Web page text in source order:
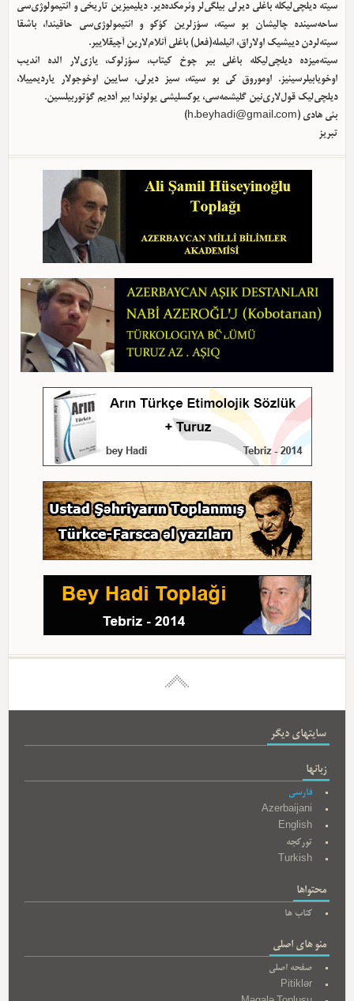
سیته دیلچی‌لیکله باغلی دیرلی بیلگی‌لر وئرمکده‌دیر. دیلیمیزین تاریخی و ائتیمولوژی‌سی
ساحه‌سینده چالیشان بو سیته، سؤزلرین کؤکو و ائتیمولوژی‌سی حاقیندا، باشقا
سیته‌لردن دییشیک اولا‌راق، ائیلمله(فعل) باغلی آنلام‌لارین آچیقلاییر.
سیته‌میزده دیلچی‌لیکله باغلی بیر چوخ کیتاب، سؤزلوک، یازی‌لار الده ائدیب
اوخویابیلرسینیز. اوموروق کی بو سیته، سیز دیرلی، سایین اوخوجولار یاردیمییلا،
دیلچی‌لیک قول‌لاری‌نین گلیشمه‌سی، یوکسلیشی یولوندا بیر آددیم گؤتوربیلسین.
بئی هادی (h.beyhadi@gmail.com
)
تبریز
سایتهای دیگر
زبانها
فارسی
Azerbaijani
English
تورکجه
Turkish
محتواها
کتاب ها
منو های اصلی
صفحه اصلی
Pitiklər